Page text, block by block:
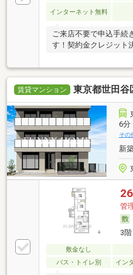
インターネット無料
ご来店不要で申込手続
す！契約金クレジット
賃貸マンション 東京都世田谷
6分
その
新
管
3
敷金なし
バス・トイレ別
イン